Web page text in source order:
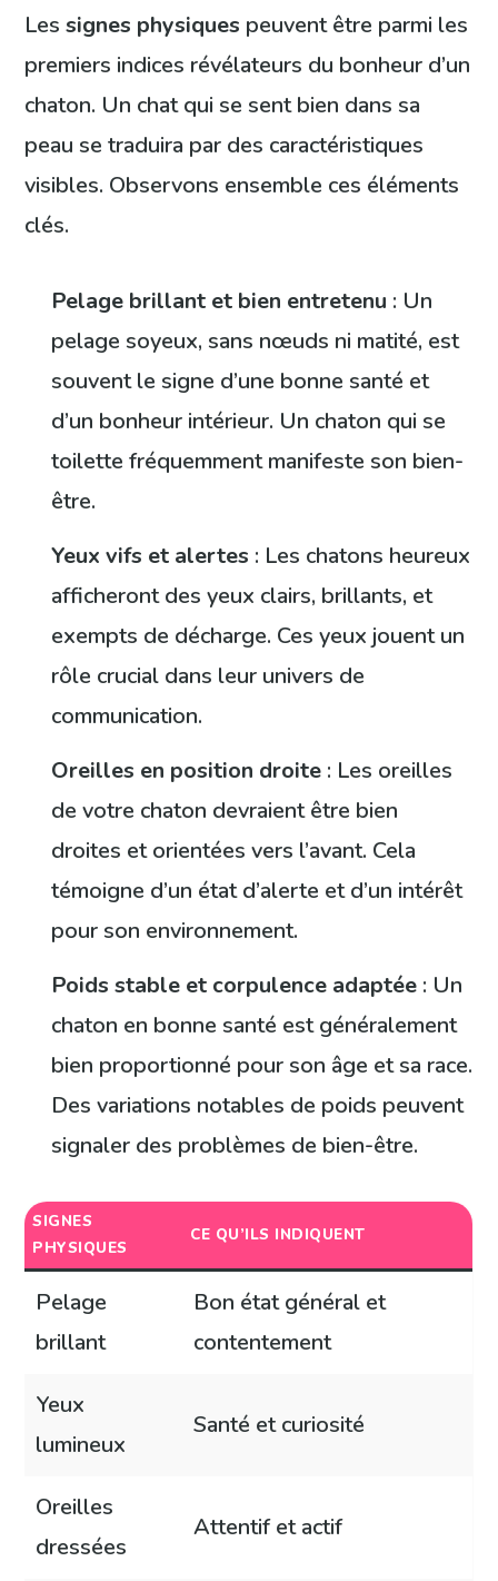
Lessignes physiques peuvent être parmi les
premiers indices révélateurs du bonheur d’un
chaton. Un chat qui se sent bien dans sa
peau se traduira par des caractéristiques
visibles. Observons ensemble ces éléments
clés.
Pelage brillant et bien entretenu : Un
pelage soyeux, sans nœuds ni matité, est
souvent le signe d’une bonne santé et
d’un bonheur intérieur. Un chaton qui se
toilette fréquemment manifeste son bien-
être.
Yeux vifs et alertes : Les chatons heureux
afficheront des yeux clairs, brillants, et
exempts de décharge. Ces yeux jouent un
rôle crucial dans leur univers de
communication.
Oreilles en position droite : Les oreilles
de votre chaton devraient être bien
droites et orientées vers l’avant. Cela
témoigne d’un état d’alerte et d’un intérêt
pour son environnement.
Poids stable et corpulence adaptée : Un
chaton en bonne santé est généralement
bien proportionné pour son âge et sa race.
Des variations notables de poids peuvent
signaler des problèmes de bien-être.
SIGNES
PHYSIQUES
CE QU’ILS INDIQUENT
Pelage
brillant
Bon état général et
contentement
Yeux
lumineux
Santé et curiosité
Oreilles
dressées
Attentif et actif